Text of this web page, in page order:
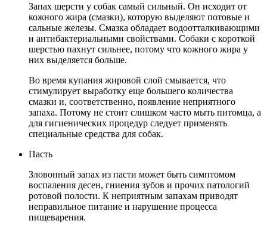
Запах шерсти у собак самый сильный. Он исходит от
кожного жира (смазки), которую выделяют потовые и
сальные железы. Смазка обладает водоотталкивающими
и антибактериальными свойствами. Собаки с короткой
шерстью пахнут сильнее, потому что кожного жира у
них выделяется больше.
Во время купания жировой слой смывается, что
стимулирует выработку еще большего количества
смазки и, соответственно, появление неприятного
запаха. Потому не стоит слишком часто мыть питомца, а
для гигиенических процедур следует применять
специальные средства для собак.
Пасть
Зловонный запах из пасти может быть симптомом
воспаления десен, гниения зубов и прочих патологий
ротовой полости. К неприятным запахам приводят
неправильное питание и нарушение процесса
пищеварения.